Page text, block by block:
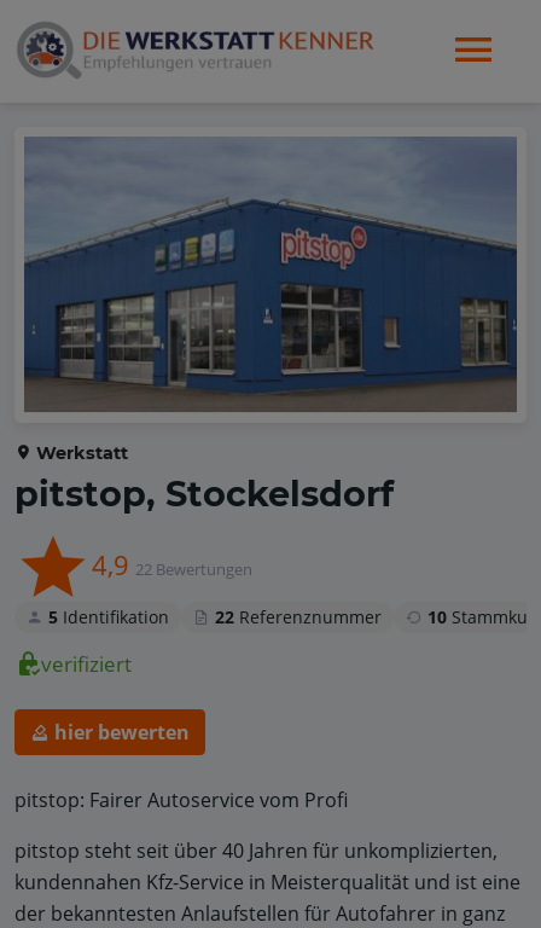
Werkstatt
pitstop, Stockelsdorf
4,9 22 Bewertungen
5 Identifikation 22 Referenznummer 10
verifiziert
hier bewerten
pitstop: Fairer Autoservice vom Profi
pitstop steht seit über 40 Jahren für unkomplizierten,
kundennahen Kfz-Service in Meisterqualität und ist eine
der bekanntesten Anlaufstellen für Autofahrer in ganz